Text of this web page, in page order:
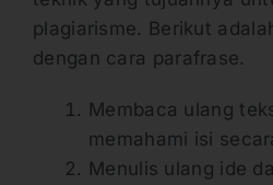
plagiarisme. Berikut
dengan cara parafrase.
Membaca ulang
memahami isi
Menulis ulang ide